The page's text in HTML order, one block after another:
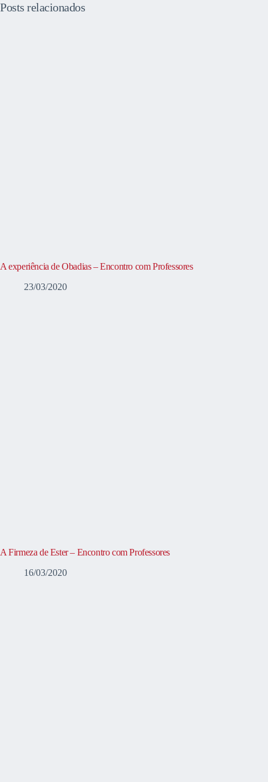
Posts relacionados
A experiência de Obadias – Encontro com Professores
23/03/2020
A Firmeza de Ester – Encontro com Professores
16/03/2020